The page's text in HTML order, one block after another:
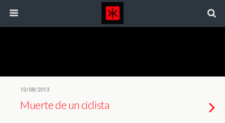
10/08/2013
Muerte de un ciclista